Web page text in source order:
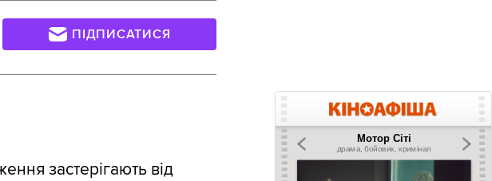
ПІДПИСАТИСЯ
застерігають від